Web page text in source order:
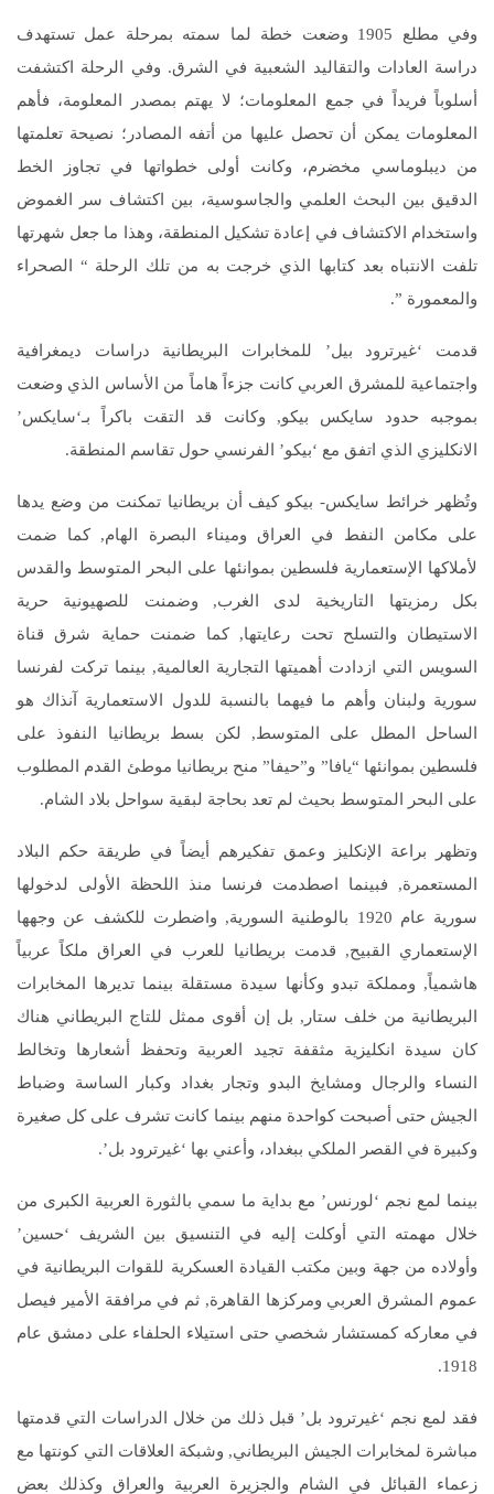
وفي مطلع 1905 وضعت خطة لما سمته بمرحلة عمل تستهدف
دراسة العادات والتقاليد الشعبية في الشرق. وفي الرحلة اكتشفت
أسلوباً فريداً في جمع المعلومات؛ لا يهتم بمصدر المعلومة، فأهم
المعلومات يمكن أن تحصل عليها من أتفه المصادر؛ نصيحة تعلمتها
من ديبلوماسي مخضرم، وكانت أولى خطواتها في تجاوز الخط
الدقيق بين البحث العلمي والجاسوسية، بين اكتشاف سر الغموض
واستخدام الاكتشاف في إعادة تشكيل المنطقة، وهذا ما جعل شهرتها
تلفت الانتباه بعد كتابها الذي خرجت به من تلك الرحلة “ الصحراء
والمعمورة ”.
قدمت ‘غيرترود بيل’ للمخابرات البريطانية دراسات ديمغرافية
واجتماعية للمشرق العربي كانت جزءاً هاماً من الأساس الذي وضعت
بموجبه حدود سايكس بيكو, وكانت قد التقت باكراً بـ‘سايكس’
الانكليزي الذي اتفق مع ‘بيكو’ الفرنسي حول تقاسم المنطقة.
وتُظهر خرائط سايكس- بيكو كيف أن بريطانيا تمكنت من وضع يدها
على مكامن النفط في العراق وميناء البصرة الهام, كما ضمت
لأملاكها الإستعمارية فلسطين بموانئها على البحر المتوسط والقدس
بكل رمزيتها التاريخية لدى الغرب, وضمنت للصهيونية حرية
الاستيطان والتسلح تحت رعايتها, كما ضمنت حماية شرق قناة
السويس التي ازدادت أهميتها التجارية العالمية, بينما تركت لفرنسا
سورية ولبنان وأهم ما فيهما بالنسبة للدول الاستعمارية آنذاك هو
الساحل المطل على المتوسط, لكن بسط بريطانيا النفوذ على
فلسطين بموانئها “يافا” و”حيفا” منح بريطانيا موطئ القدم المطلوب
على البحر المتوسط بحيث لم تعد بحاجة لبقية سواحل بلاد الشام.
وتظهر براعة الإنكليز وعمق تفكيرهم أيضاً في طريقة حكم البلاد
المستعمرة, فبينما اصطدمت فرنسا منذ اللحظة الأولى لدخولها
سورية عام 1920 بالوطنية السورية, واضطرت للكشف عن وجهها
الإستعماري القبيح, قدمت بريطانيا للعرب في العراق ملكاً عربياً
هاشمياً, ومملكة تبدو وكأنها سيدة مستقلة بينما تديرها المخابرات
البريطانية من خلف ستار, بل إن أقوى ممثل للتاج البريطاني هناك
كان سيدة انكليزية مثقفة تجيد العربية وتحفظ أشعارها وتخالط
النساء والرجال ومشايخ البدو وتجار بغداد وكبار الساسة وضباط
الجيش حتى أصبحت كواحدة منهم بينما كانت تشرف على كل صغيرة
وكبيرة في القصر الملكي ببغداد، وأعني بها ‘غيرترود بل’.
بينما لمع نجم ‘لورنس’ مع بداية ما سمي بالثورة العربية الكبرى من
خلال مهمته التي أوكلت إليه في التنسيق بين الشريف ‘حسين’
وأولاده من جهة وبين مكتب القيادة العسكرية للقوات البريطانية في
عموم المشرق العربي ومركزها القاهرة, ثم في مرافقة الأمير فيصل
في معاركه كمستشار شخصي حتى استيلاء الحلفاء على دمشق عام
1918.
فقد لمع نجم ‘غيرترود بل’ قبل ذلك من خلال الدراسات التي قدمتها
مباشرة لمخابرات الجيش البريطاني, وشبكة العلاقات التي كونتها مع
زعماء القبائل في الشام والجزيرة العربية والعراق وكذلك بعض